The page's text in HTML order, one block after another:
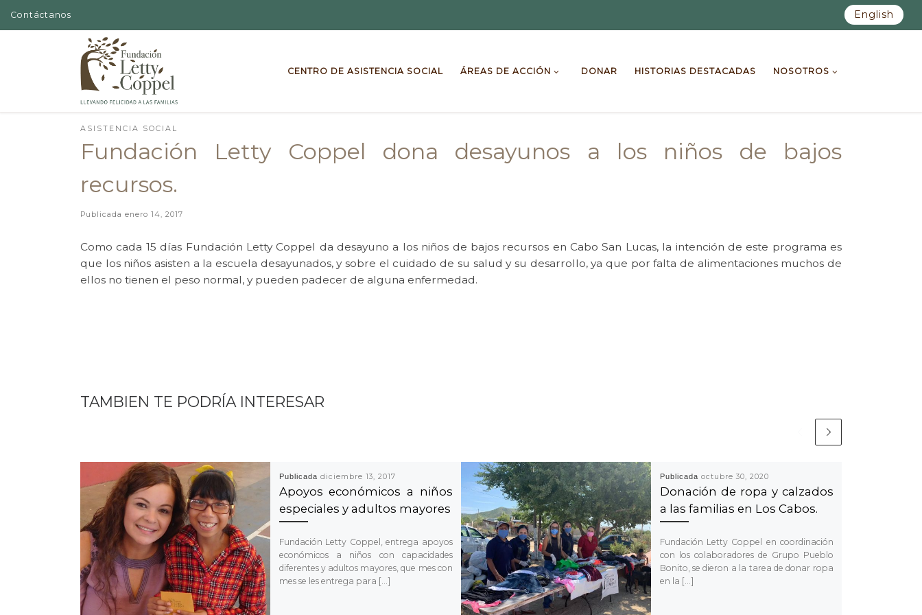
Skip to content
Contáctanos English
CENTRO DE ASISTENCIA SOCIAL ÁREAS DE ACCIÓN DONAR HISTORIAS DESTACADAS NOSOTROS
ASISTENCIA SOCIAL
Fundación Letty Coppel dona desayunos a los niños de bajos
recursos.
Publicada enero 14, 2017
Como cada 15 días Fundación Letty Coppel da desayuno a los niños de bajos recursos en Cabo San Lucas, la intención de este programa es
que los niños asisten a la escuela desayunados, y sobre el cuidado de su salud y su desarrollo, ya que por falta de alimentaciones muchos de
ellos no tienen el peso normal, y pueden padecer de alguna enfermedad.
TAMBIEN TE PODRÍA INTERESAR
Publicada diciembre 13, 2017
Apoyos económicos a niños
especiales y adultos mayores
Fundación Letty Coppel, entrega apoyos
económicos a niños con capacidades
diferentes y adultos mayores, que mes con
mes se les entrega para […]
Publicada octubre 30, 2020
Donación de ropa y calzados
a las familias en Los Cabos.
Fundación Letty Coppel en coordinación
con los colaboradores de Grupo Pueblo
Bonito, se dieron a la tarea de donar ropa
en la […]